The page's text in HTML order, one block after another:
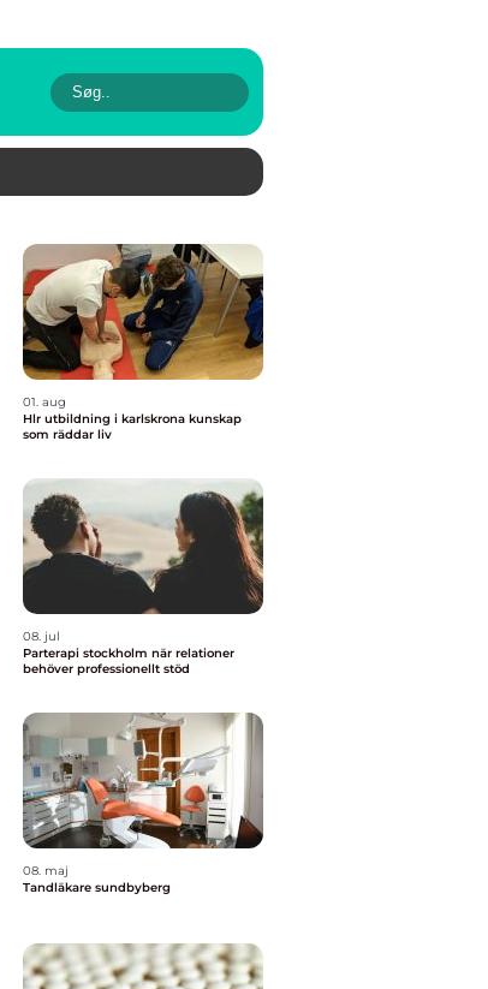
01. aug
Hlr utbildning i karlskrona kunskap
som räddar liv
08. jul
Parterapi stockholm när relationer
behöver professionellt stöd
08. maj
Tandläkare sundbyberg